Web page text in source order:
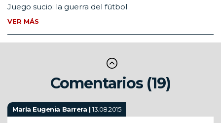
Juego sucio: la guerra del fútbol
VER MÁS
Comentarios (19)
María Eugenia Barrera |13.08.2015